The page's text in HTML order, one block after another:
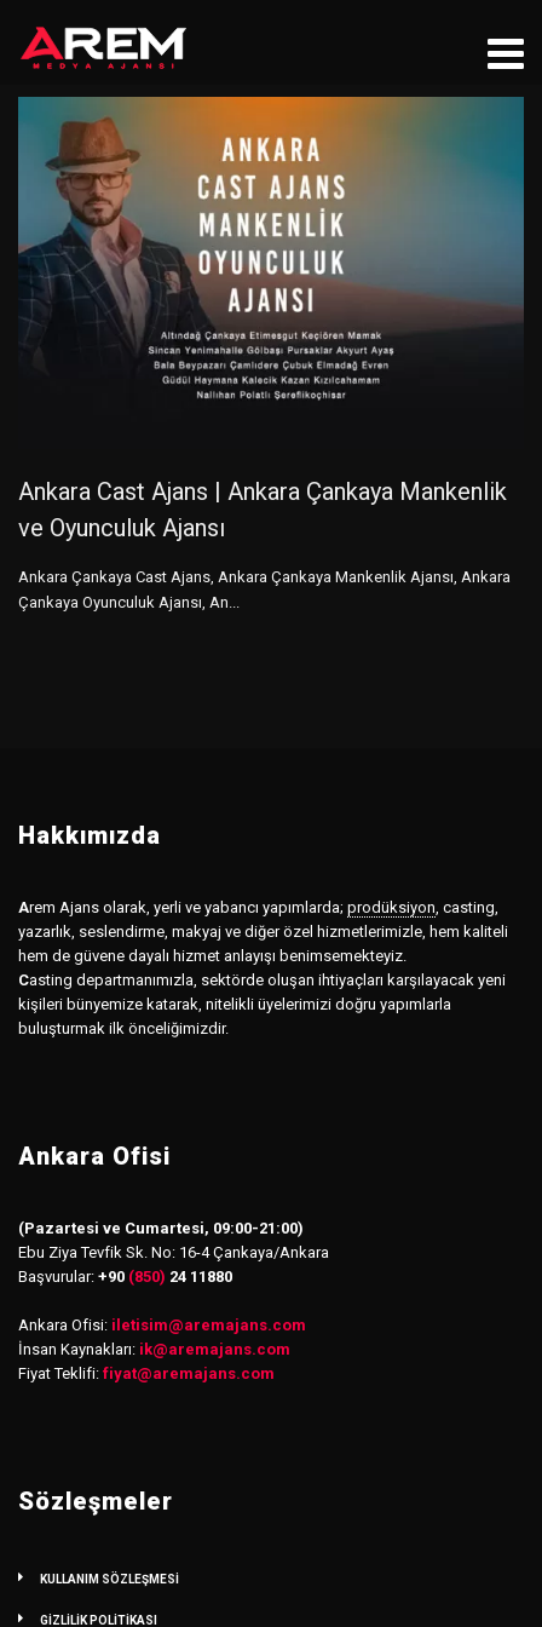
Ankara Cast Ajans | Ankara Çankaya Mankenlik
ve Oyunculuk Ajansı
Ankara Çankaya Cast Ajans, Ankara Çankaya Mankenlik Ajansı, Ankara
Çankaya Oyunculuk Ajansı, An...
Hakkımızda
Arem Ajans olarak, yerli ve yabancı yapımlarda; prodüksiyon, casting,
yazarlık, seslendirme, makyaj ve diğer özel hizmetlerimizle, hem kaliteli
hem de güvene dayalı hizmet anlayışı benimsemekteyiz.
Casting departmanımızla, sektörde oluşan ihtiyaçları karşılayacak yeni
kişileri bünyemize katarak, nitelikli üyelerimizi doğru yapımlarla
buluşturmak ilk önceliğimizdir.
Ankara Ofisi
(Pazartesi ve Cumartesi, 09:00-21:00)
Ebu Ziya Tevfik Sk. No: 16-4 Çankaya/Ankara
Başvurular: +90 (850) 24 11880
Ankara Ofisi: iletisim@aremajans.com
İnsan Kaynakları: ik@aremajans.com
Fiyat Teklifi: fiyat@aremajans.com
Sözleşmeler
KULLANIM SÖZLEŞMESİ
GİZLİLİK POLİTİKASI